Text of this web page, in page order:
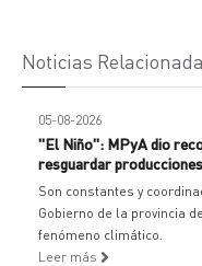
Noticias
05-08-2026
"El Niño": MPyA dio
resguardar
Son constantes y
Gobierno de la provincia
fenómeno climático.
Leer más